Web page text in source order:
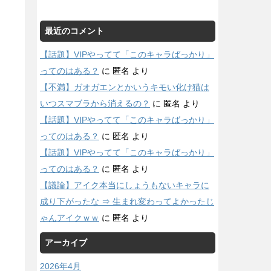
最近のコメント
【話題】VIPやってて「このキャラばっかり」
ってのはある？ に 匿名 より
【不満】ガオガエンとかいうキモい化け猫は
いつスマブラから消えるの？ に 匿名 より
【話題】VIPやってて「このキャラばっかり」
ってのはある？ に 匿名 より
【話題】VIPやってて「このキャラばっかり」
ってのはある？ に 匿名 より
【議論】アイク本当にしょうもないキャラに
成り下がったな ⇒ 生まれ変わってよかったじ
ゃんアイクｗｗ に 匿名 より
アーカイブ
2026年4月